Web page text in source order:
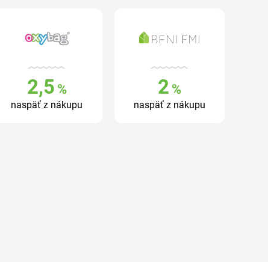
2,5 %
naspäť z nákupu
2 %
naspäť z nákupu